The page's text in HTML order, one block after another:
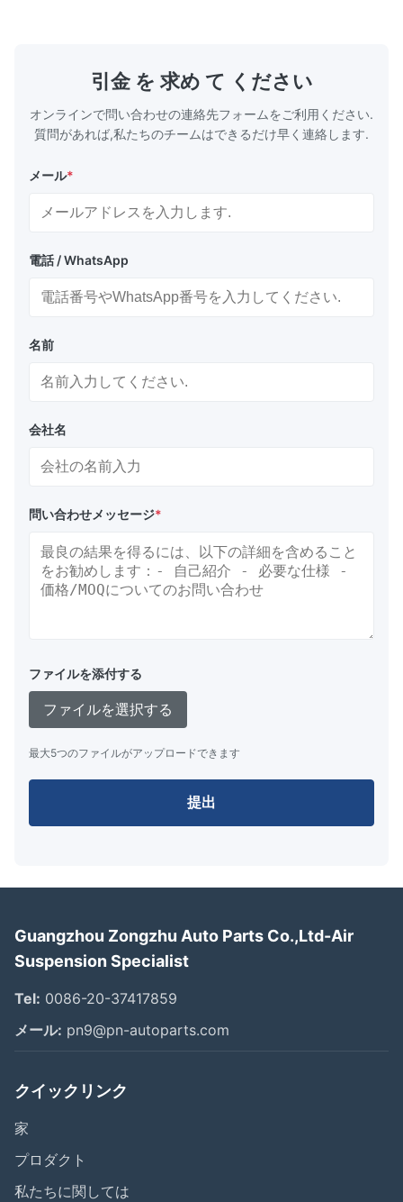
プロダクトおよび良い状態で包装を保障するた
めに郵送物の前にプロダクトを再確認して下さ
引金 を 求め て ください
オンラインで問い合わせの連絡先フォームをご利用ください.
質問があれば,私たちのチームはできるだけ早く連絡します.
メール*
電話 / WhatsApp
名前
会社名
問い合わせメッセージ*
ファイルを添付する
ファイルを選択する
最大5つのファイルがアップロードできます
提出
Guangzhou Zongzhu Auto Parts Co.,Ltd-Air
Suspension Specialist
Tel: 0086-20-37417859
メール: pn9@pn-autoparts.com
クイックリンク
家
プロダクト
私たちに関しては